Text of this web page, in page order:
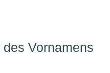
Vornamens